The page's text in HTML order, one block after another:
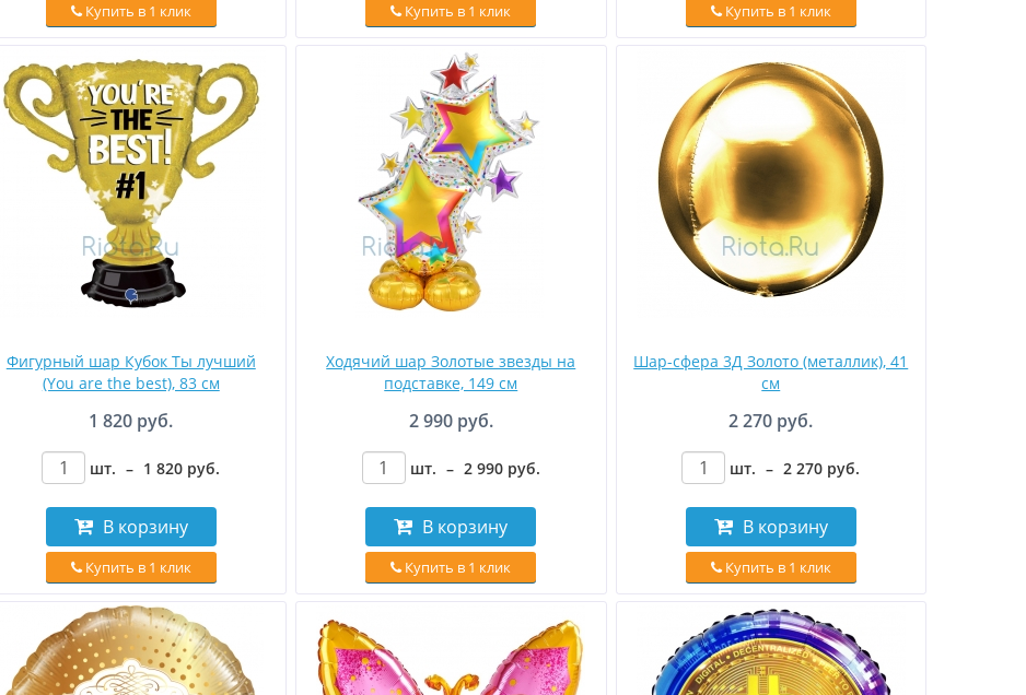
Купить в 1 клик Купить в 1 клик Купить в 1 клик
Фигурный шар Кубок Ты лучший
(You are the best), 83 см
1 820 руб.
шт. – 1 820 руб.
В корзину
Купить в 1 клик
Ходячий шар Золотые звезды на
подставке, 149 см
2 990 руб.
шт. – 2 990 руб.
В корзину
Купить в 1 клик
Шар-сфера 3Д Золото (металлик), 41
см
2 270 руб.
шт. – 2 270 руб.
В корзину
Купить в 1 клик